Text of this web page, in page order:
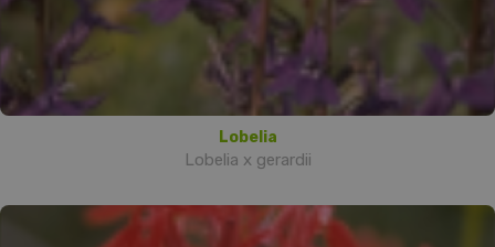
Lobelia
Lobelia x gerardii